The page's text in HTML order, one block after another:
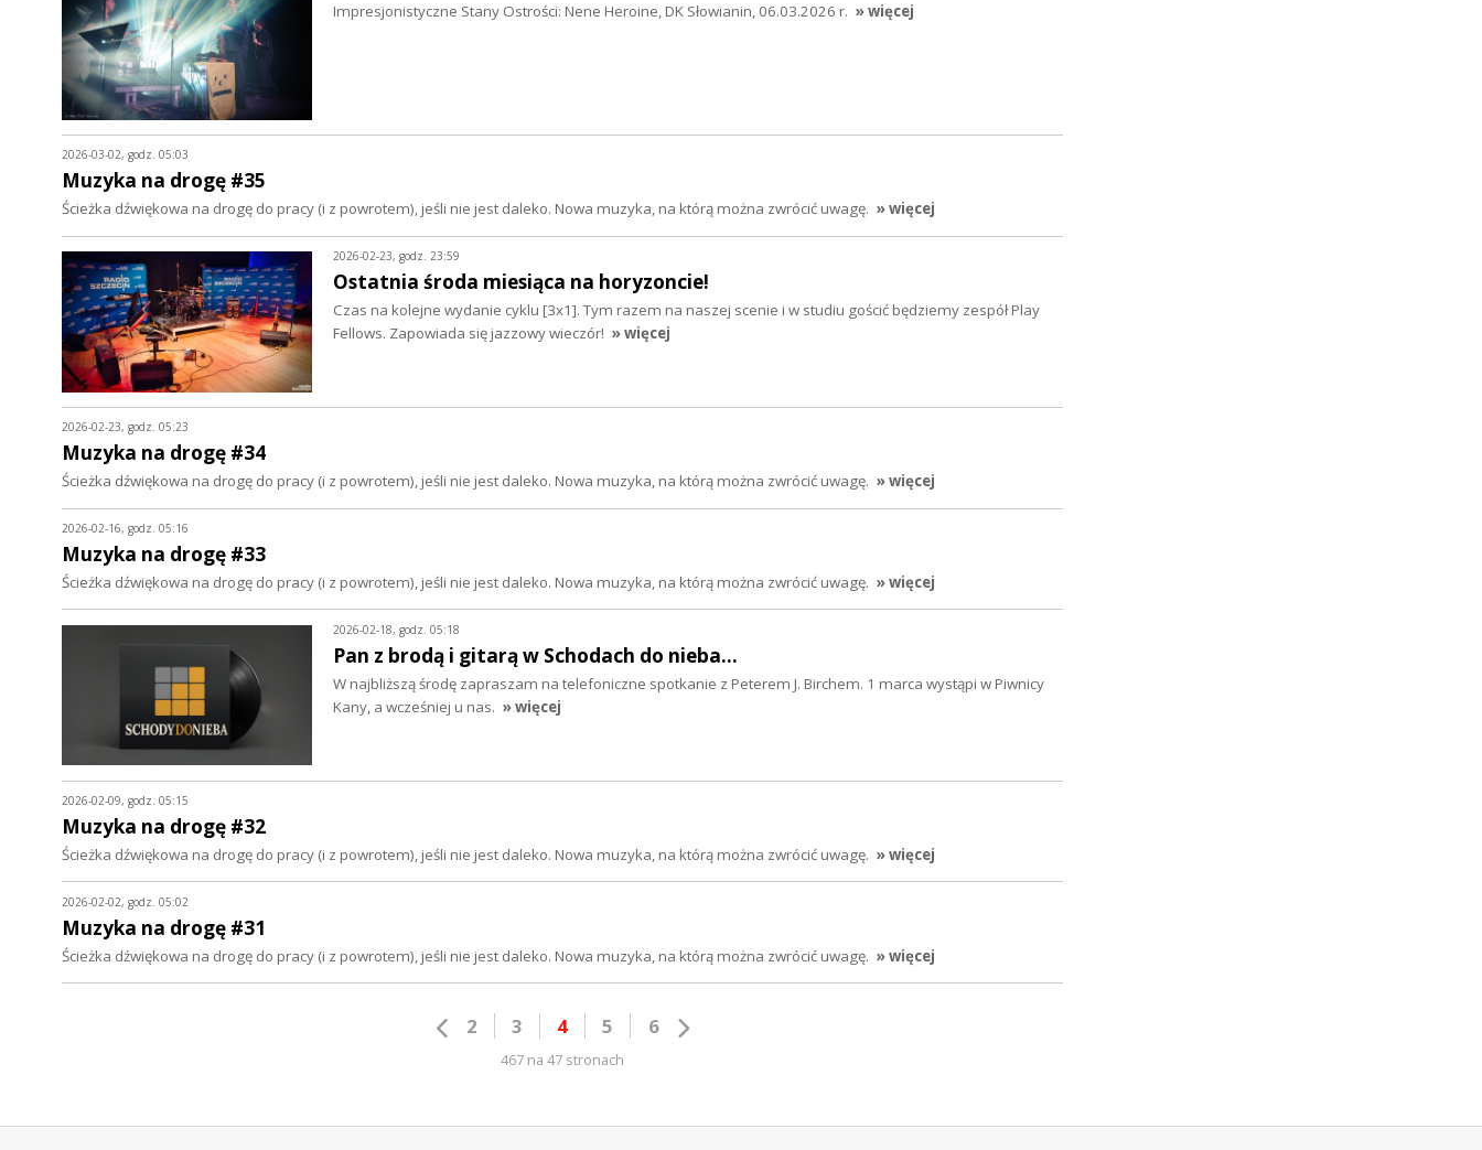
Impresjonistyczne Stany Ostrości: Nene Heroine, DK Słowianin, 06.03.2026 r. » więcej
2026-03-02, godz. 05:03
Muzyka na drogę #35
Ścieżka dźwiękowa na drogę do pracy (i z powrotem), jeśli nie jest daleko. Nowa muzyka, na którą można zwrócić uwagę. » więcej
2026-02-23, godz. 23:59
Ostatnia środa miesiąca na horyzoncie!
Czas na kolejne wydanie cyklu [3x1]. Tym razem na naszej scenie i w studiu gościć będziemy zespół Play
Fellows. Zapowiada się jazzowy wieczór! » więcej
2026-02-23, godz. 05:23
Muzyka na drogę #34
Ścieżka dźwiękowa na drogę do pracy (i z powrotem), jeśli nie jest daleko. Nowa muzyka, na którą można zwrócić uwagę. » więcej
2026-02-16, godz. 05:16
Muzyka na drogę #33
Ścieżka dźwiękowa na drogę do pracy (i z powrotem), jeśli nie jest daleko. Nowa muzyka, na którą można zwrócić uwagę. » więcej
2026-02-18, godz. 05:18
Pan z brodą i gitarą w Schodach do nieba...
W najbliższą środę zapraszam na telefoniczne spotkanie z Peterem J. Birchem. 1 marca wystąpi w Piwnicy
Kany, a wcześniej u nas. » więcej
2026-02-09, godz. 05:15
Muzyka na drogę #32
Ścieżka dźwiękowa na drogę do pracy (i z powrotem), jeśli nie jest daleko. Nowa muzyka, na którą można zwrócić uwagę. » więcej
2026-02-02, godz. 05:02
Muzyka na drogę #31
Ścieżka dźwiękowa na drogę do pracy (i z powrotem), jeśli nie jest daleko. Nowa muzyka, na którą można zwrócić uwagę. » więcej
2 3 4 5 6
467 na 47 stronach